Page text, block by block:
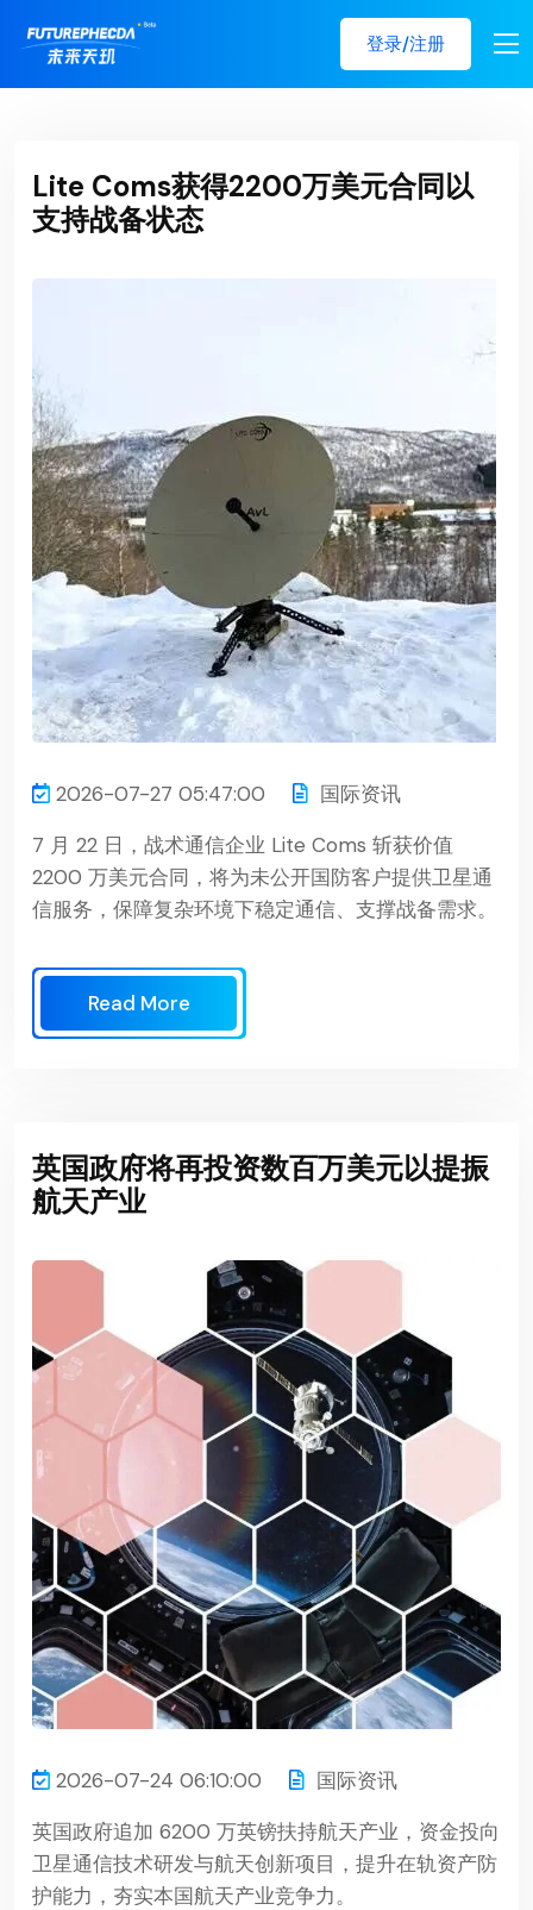
登录/注册
Lite Coms获得2200万美元合同以
支持战备状态
2026-07-27 05:47:00
国际资讯
7 月 22 日，战术通信企业 Lite Coms 斩获价值
2200 万美元合同，将为未公开国防客户提供卫星通
信服务，保障复杂环境下稳定通信、支撑战备需求。
Read More
英国政府将再投资数百万美元以提振
航天产业
2026-07-24 06:10:00
国际资讯
英国政府追加 6200 万英镑扶持航天产业，资金投向
卫星通信技术研发与航天创新项目，提升在轨资产防
护能力，夯实本国航天产业竞争力。